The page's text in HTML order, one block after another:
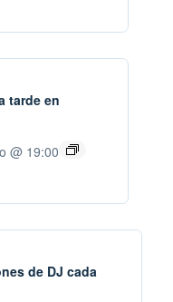
tarde en
@ 19:00
de DJ cada